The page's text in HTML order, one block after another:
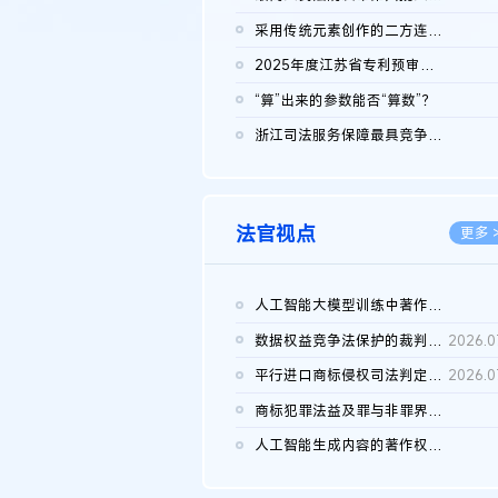
采用传统元素创作的二方连续装饰图案作品的独创性及侵权对比认定
2025年度江苏省专利预审典型案例
“算”出来的参数能否“算数”？
浙江司法服务保障最具竞争力营商环境建设典型案例（第二批）含侵...
法官视点 更多
人工智能大模型训练中著作权的合理使用
数据权益竞争法保护的裁判路径构建
平行进口商标侵权司法判定规则的困境与纾解
商标犯罪法益及罪与非罪界限研究
人工智能生成内容的著作权司法认定：演进逻辑、现实困境与规则建...